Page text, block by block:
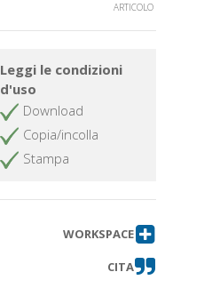
ARTICOLO
Leggi le condizioni
d'uso
Download
Copia/incolla
Stampa
WORKSPACE
CITA